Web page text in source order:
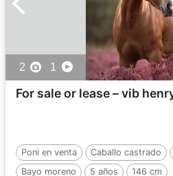
2 1
For sale or lease – vib
Poni en venta Caballo castrado
Bayo moreno
5 años 146 cm